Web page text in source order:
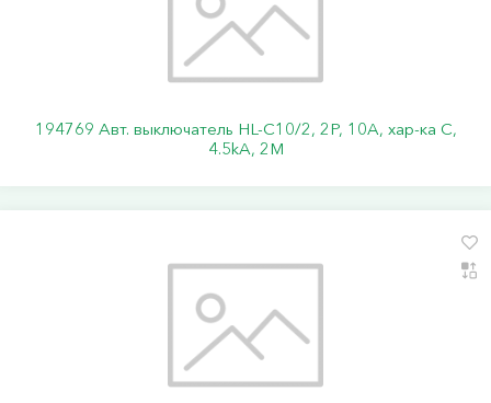
194769 Авт. выключатель HL-C10/2, 2P, 10A, хар-ка C,
4.5kA, 2M